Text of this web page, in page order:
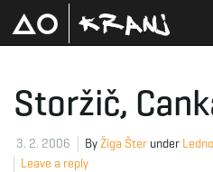
Storžič,
3. 2. 2006 ByŽiga Šter under
Leave a reply